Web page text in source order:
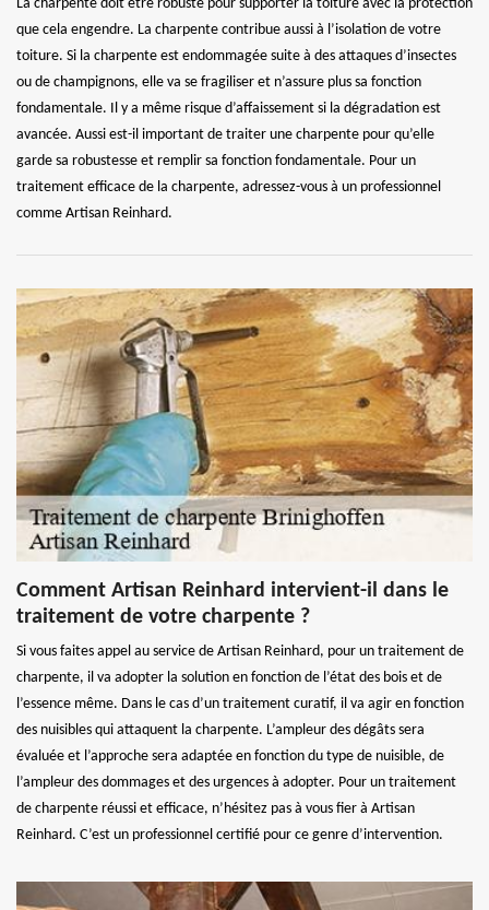
La charpente doit être robuste pour supporter la toiture avec la protection
que cela engendre. La charpente contribue aussi à l’isolation de votre
toiture. Si la charpente est endommagée suite à des attaques d’insectes
ou de champignons, elle va se fragiliser et n’assure plus sa fonction
fondamentale. Il y a même risque d’affaissement si la dégradation est
avancée. Aussi est-il important de traiter une charpente pour qu’elle
garde sa robustesse et remplir sa fonction fondamentale. Pour un
traitement efficace de la charpente, adressez-vous à un professionnel
comme Artisan Reinhard.
Comment Artisan Reinhard intervient-il dans le
traitement de votre charpente ?
Si vous faites appel au service de Artisan Reinhard, pour un traitement de
charpente, il va adopter la solution en fonction de l’état des bois et de
l’essence même. Dans le cas d’un traitement curatif, il va agir en fonction
des nuisibles qui attaquent la charpente. L’ampleur des dégâts sera
évaluée et l’approche sera adaptée en fonction du type de nuisible, de
l’ampleur des dommages et des urgences à adopter. Pour un traitement
de charpente réussi et efficace, n’hésitez pas à vous fier à Artisan
Reinhard. C’est un professionnel certifié pour ce genre d’intervention.